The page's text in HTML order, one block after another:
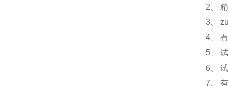
2、
3、
4、
5、
6、
7、